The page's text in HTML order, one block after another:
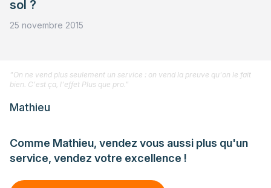
sol ?
25 novembre 2015
Comme Mathieu, vendez vous aussi plus qu'un
service, vendez votre excellence !
"On ne vend plus seulement un service : on vend la preuve qu'on le fait
bien. C'est ça, l'effet Plus que pro."
Mathieu